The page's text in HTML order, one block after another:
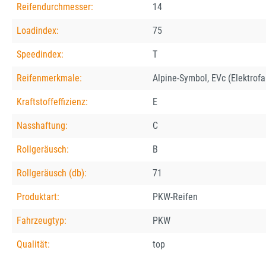
Reifendurchmesser: 14
Loadindex: 75
Speedindex: T
Reifenmerkmale: Alpine-Symbol, EVc
Kraftstoffeffizienz: E
Nasshaftung: C
Rollgeräusch: B
Rollgeräusch (db): 71
Produktart: PKW-Reifen
Fahrzeugtyp: PKW
Qualität: top